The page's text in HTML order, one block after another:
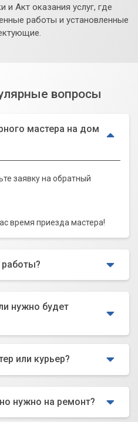
и Акт оказания услуг, где
работы и установленные
вопросы
мастера на дом
заявку на обратный
время приезда мастера!
нужно будет
или курьер?
нужно на ремонт?